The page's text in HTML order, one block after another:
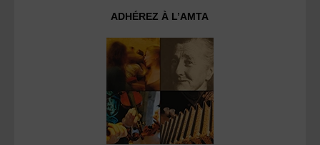
ADHÉREZ À L’AMTA